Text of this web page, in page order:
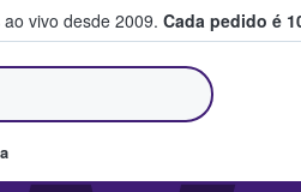
vivo desde 2009. Cada pedido é
vendem bilhetes